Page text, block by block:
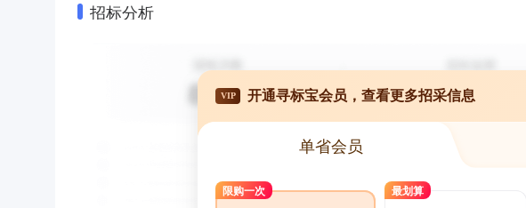
招标分析
VIP 开通寻标宝会员，查看更多招采信息
单省会员
限购一次 最划算